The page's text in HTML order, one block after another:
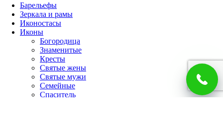
Барельефы
Зеркала и рамы
Иконостасы
Иконы
Богородица
Знаменитые
Кресты
Святые жены
Святые мужи
Семейные
Спаситель